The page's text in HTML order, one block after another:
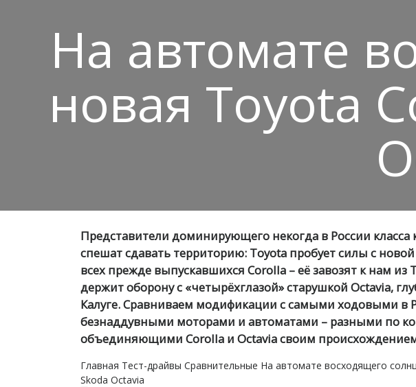
На автомате
новая Toyota
Представители доминирующего некогда в России
спешат сдавать территорию: Toyota пробует силы с
всех прежде выпускавшихся Corolla – её завозят к нам из
держит оборону с «четырёхглазой» старушкой Octavia,
Калуге. Сравниваем модификации с самыми ходовыми в
безнаддувными моторами и автоматами – разными по
объединяющими Corolla и Octavia своим
Главная Тест-драйвы Сравнительные На автомате восходящего
Skoda Octavia